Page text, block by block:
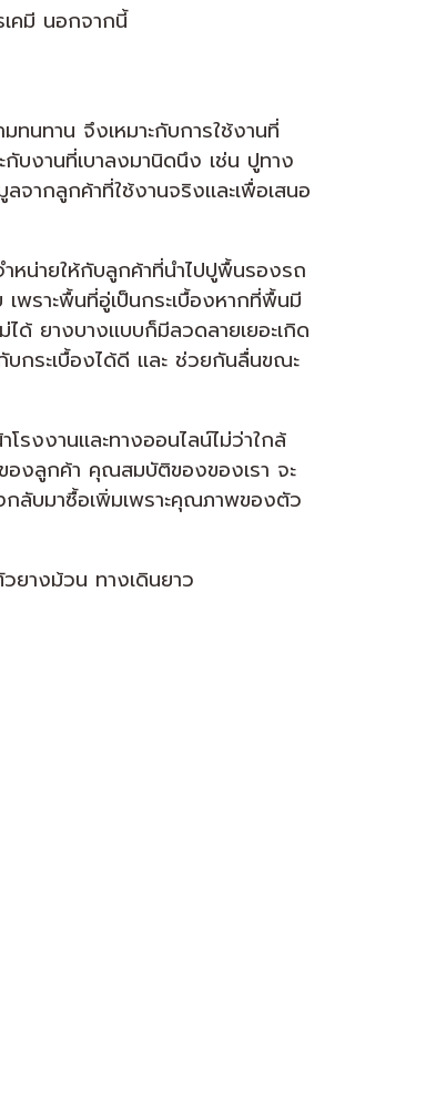
คมี นอกจากนี้
ทนทาน จึงเหมาะกับการใช้งานที่
บงานที่เบาลงมานิดนึง เช่น ปูทาง
กลูกค้าที่ใช้งานจริงเเละเพื่อเสนอ
หน่ายให้กับลูกค้าที่นำไปปูพื้นรองรถ
พราะพื้นที่อู่เป็นกระเบื้องหากที่พื้นมี
ด้ ยางบางเเบบก็มีลวดลายเยอะเกิด
กระเบื้องได้ดี เเละ ช่วยกันลื่นขณะ
งงานเเละทางออนไลน์ไม่ว่าใกล้
องลูกค้า คุณสมบัติของของเรา จะ
กลับมาซื้อเพิ่มเพราะคุณภาพของตัว
ยางม้วน ทางเดินยาว